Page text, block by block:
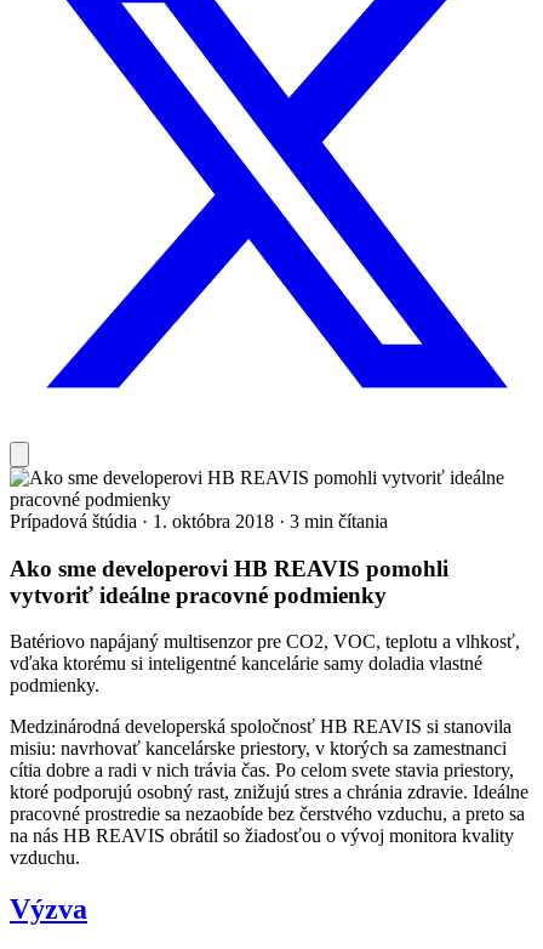
Prípadová štúdia · 1. októbra 2018 · 3 min čítania
Ako sme developerovi HB REAVIS pomohli
vytvoriť ideálne pracovné podmienky
Batériovo napájaný multisenzor pre CO2, VOC, teplotu a vlhkosť,
vďaka ktorému si inteligentné kancelárie samy doladia vlastné
podmienky.
Medzinárodná developerská spoločnosť HB REAVIS si stanovila
misiu: navrhovať kancelárske priestory, v ktorých sa zamestnanci
cítia dobre a radi v nich trávia čas. Po celom svete stavia priestory,
ktoré podporujú osobný rast, znižujú stres a chránia zdravie. Ideálne
pracovné prostredie sa nezaobíde bez čerstvého vzduchu, a preto sa
na nás HB REAVIS obrátil so žiadosťou o vývoj monitora kvality
vzduchu.
Výzva